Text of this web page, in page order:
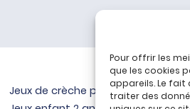
Pour offrir les
que les cookies
appareils. Le
traiter des
Jeux de crèche pour bébé